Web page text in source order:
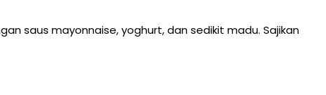
saus mayonnaise, yoghurt, dan sedikit madu. Sajikan